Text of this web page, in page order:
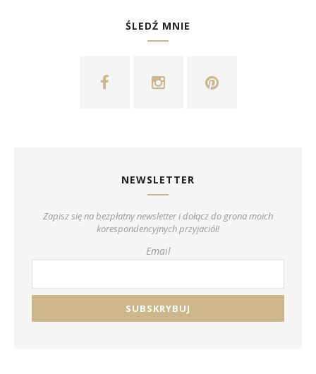
ŚLEDŹ MNIE
NEWSLETTER
Zapisz się na bezpłatny newsletter i dołącz do grona moich
korespondencyjnych przyjaciół!
Email